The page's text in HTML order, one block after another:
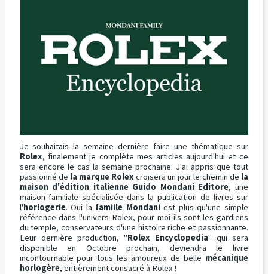
Je souhaitais la semaine dernière faire une thématique sur
Rolex, finalement je complète mes articles aujourd'hui et ce
sera encore le cas la semaine prochaine. J'ai appris que tout
passionné de la marque Rolex croisera un jour le chemin de la
maison d'édition italienne Guido Mondani Editore, une
maison familiale spécialisée dans la publication de livres sur
l'horlogerie. Oui la famille Mondaniest plus qu'une simple
référence dans l'univers Rolex, pour moi ils sont les gardiens
du temple, conservateurs d'une histoire riche et passionnante.
Leur dernière production, "Rolex Encyclopedia" qui sera
disponible en Octobre prochain, deviendra le livre
incontournable pour tous les amoureux de belle mécanique
horlogère, entièrement consacré à Rolex !